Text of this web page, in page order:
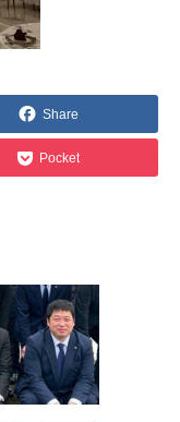
Share
Pocket